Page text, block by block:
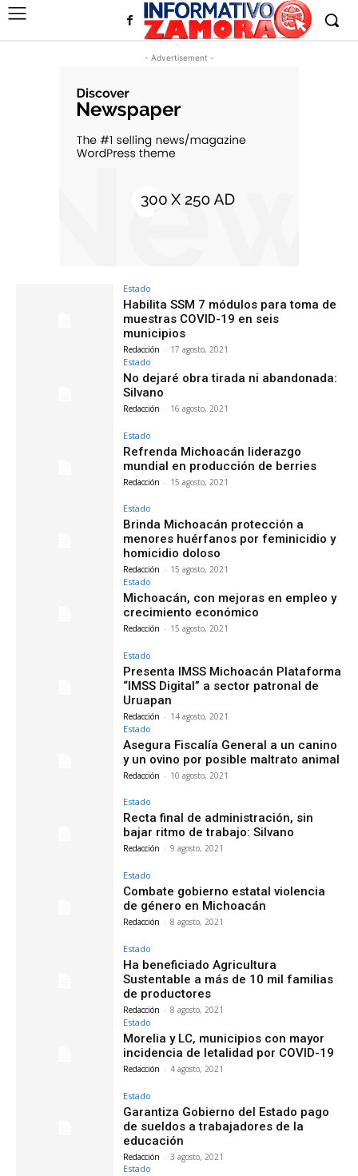
- Advertisement -
Estado
Habilita SSM 7 módulos para toma de
muestras COVID-19 en seis
municipios
Redacción - 17 agosto, 2021
Estado
No dejaré obra tirada ni abandonada:
Silvano
Redacción - 16 agosto, 2021
Estado
Refrenda Michoacán liderazgo
mundial en producción de berries
Redacción - 15 agosto, 2021
Estado
Brinda Michoacán protección a
menores huérfanos por feminicidio y
homicidio doloso
Redacción - 15 agosto, 2021
Estado
Michoacán, con mejoras en empleo y
crecimiento económico
Redacción - 15 agosto, 2021
Estado
Presenta IMSS Michoacán Plataforma
“IMSS Digital” a sector patronal de
Uruapan
Redacción - 14 agosto, 2021
Estado
Asegura Fiscalía General a un canino
y un ovino por posible maltrato animal
Redacción - 10 agosto, 2021
Estado
Recta final de administración, sin
bajar ritmo de trabajo: Silvano
Redacción - 9 agosto, 2021
Estado
Combate gobierno estatal violencia
de género en Michoacán
Redacción - 8 agosto, 2021
Estado
Ha beneficiado Agricultura
Sustentable a más de 10 mil familias
de productores
Redacción - 8 agosto, 2021
Estado
Morelia y LC, municipios con mayor
incidencia de letalidad por COVID-19
Redacción - 4 agosto, 2021
Estado
Garantiza Gobierno del Estado pago
de sueldos a trabajadores de la
educación
Redacción - 3 agosto, 2021
Estado